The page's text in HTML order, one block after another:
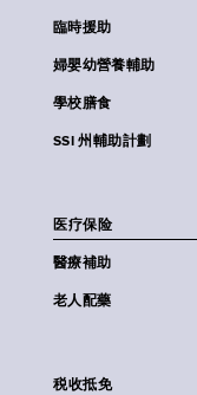
臨時援助
婦嬰幼營養輔助
學校膳食
SSI 州輔助計劃
医疗保险
醫療補助
老人配藥
税收抵免